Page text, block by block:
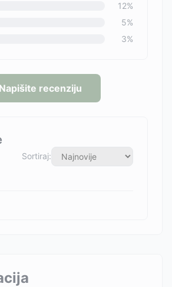
12%
5%
3%
Napišite recenziju
Sortiraj: